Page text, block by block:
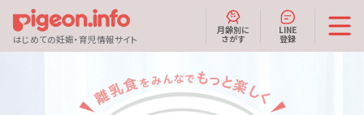
はじめての妊娠・育児情報サイト
月齢別に
さがす
LINE
登録